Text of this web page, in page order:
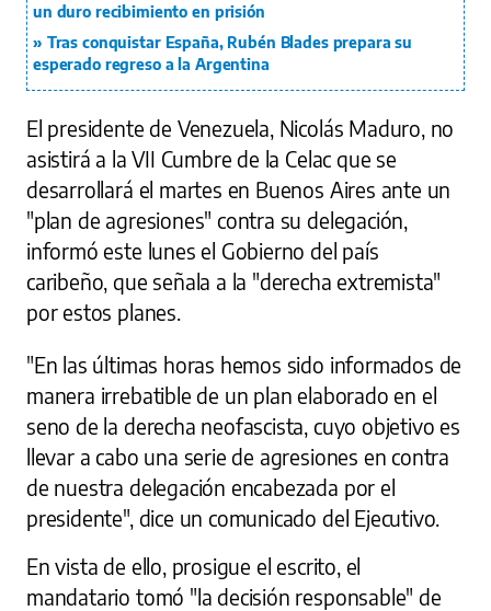
un duro recibimiento en prisión
Tras conquistar España, Rubén Blades prepara su
esperado regreso a la Argentina
El presidente de Venezuela, Nicolás Maduro, no
asistirá a la VII Cumbre de la Celac que se
desarrollará el martes en Buenos Aires ante un
"plan de agresiones" contra su delegación,
informó este lunes el Gobierno del país
caribeño, que señala a la "derecha extremista"
por estos planes.
"En las últimas horas hemos sido informados de
manera irrebatible de un plan elaborado en el
seno de la derecha neofascista, cuyo objetivo es
llevar a cabo una serie de agresiones en contra
de nuestra delegación encabezada por el
presidente", dice un comunicado del Ejecutivo.
En vista de ello, prosigue el escrito, el
mandatario tomó "la decisión responsable" de